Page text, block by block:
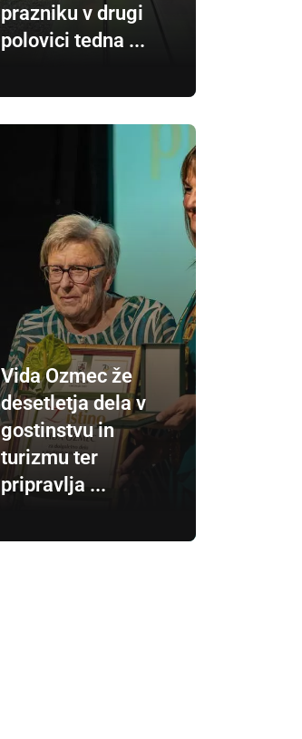
prazniku v drugi
polovici tedna ...
Vida Ozmec že
desetletja dela v
gostinstvu in
turizmu ter
pripravlja ...